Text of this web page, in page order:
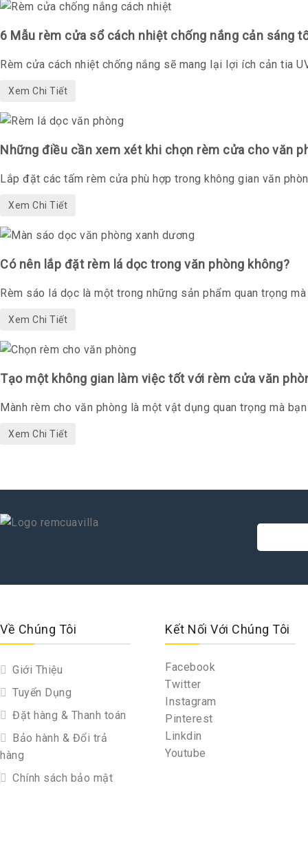
6 Mẫu rèm cửa sổ cách nhiệt chống nắng cản sáng
Rèm cửa cách nhiệt chống nắng sẽ mang lại lợi ích cản tia
Xem Chi Tiết
Những điều cần xem xét khi chọn rèm cửa cho văn
Lắp đặt các tấm rèm cửa phù hợp trong không gian văn
Xem Chi Tiết
Có nên lắp đặt rèm lá dọc trong văn phòng không?
Rèm sáo lá dọc là một trong những sản phẩm quan trọng
Xem Chi Tiết
Tạo một không gian làm việc tốt với rèm cửa văn
Mành rèm cho văn phòng là một vật dụng quan trọng mà
Xem Chi Tiết
Về Chúng Tôi
Giới Thiệu
Tuyển Dụng
Đặt hàng & Thanh toán
Bảo hành & Đổi trả
hàng
Chính sách bảo mật
Kết Nối Với Chúng Tôi
Facebook
Twitter
Instagram
Pinterest
Linkdin
Youtube